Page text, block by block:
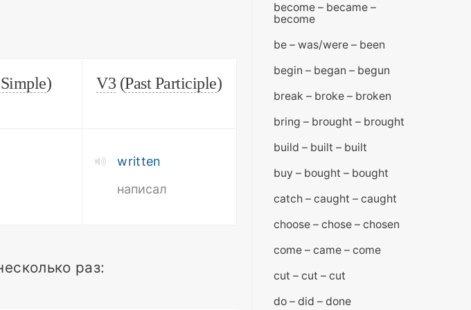
) V3 (Past Participle)
written
написал
раз:
become – became –
become
be – was/were – been
begin – began – begun
break – broke – broken
bring – brought – brought
build – built – built
buy – bought – bought
catch – caught – caught
choose – chose – chosen
come – came – come
cut – cut – cut
do – did – done